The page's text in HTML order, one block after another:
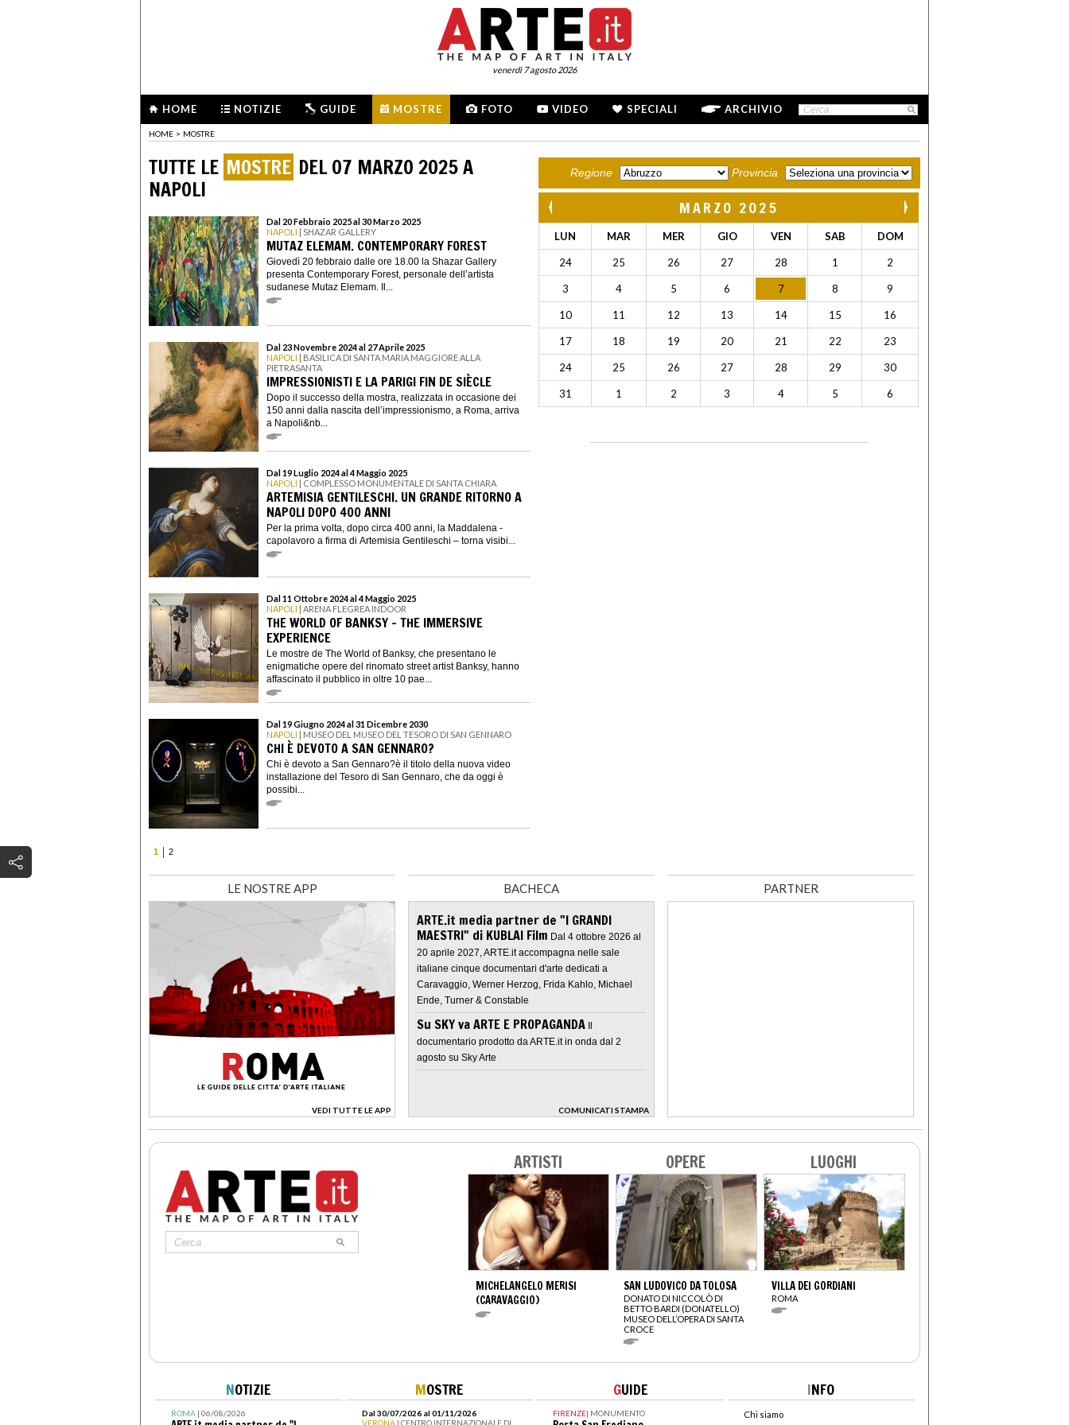
venerdì 7 agosto 2026
HOME NOTIZIE GUIDE MOSTRE FOTO VIDEO SPECIALI ARCHIVIO
HOME > MOSTRE
TUTTE LE MOSTRE DEL 07 MARZO 2025 A
NAPOLI
Dal 20 Febbraio 2025 al 30 Marzo 2025
NAPOLI | SHAZAR GALLERY
MUTAZ ELEMAM. CONTEMPORARY FOREST
Giovedì 20 febbraio dalle ore 18.00 la Shazar Gallery
presenta Contemporary Forest, personale dell’artista
sudanese Mutaz Elemam. Il...
Dal 23 Novembre 2024 al 27 Aprile 2025
NAPOLI | BASILICA DI SANTA MARIA MAGGIORE ALLA
PIETRASANTA
IMPRESSIONISTI E LA PARIGI FIN DE SIÈCLE
Dopo il successo della mostra, realizzata in occasione dei
150 anni dalla nascita dell’impressionismo, a Roma, arriva
a Napoli&nb...
Dal 19 Luglio 2024 al 4 Maggio 2025
NAPOLI | COMPLESSO MONUMENTALE DI SANTA CHIARA
ARTEMISIA GENTILESCHI. UN GRANDE RITORNO A
NAPOLI DOPO 400 ANNI
Per la prima volta, dopo circa 400 anni, la Maddalena -
capolavoro a firma di Artemisia Gentileschi – torna visibi...
Dal 11 Ottobre 2024 al 4 Maggio 2025
NAPOLI | ARENA FLEGREA INDOOR
THE WORLD OF BANKSY – THE IMMERSIVE
EXPERIENCE
Le mostre de The World of Banksy, che presentano le
enigmatiche opere del rinomato street artist Banksy, hanno
affascinato il pubblico in oltre 10 pae...
Dal 19 Giugno 2024 al 31 Dicembre 2030
NAPOLI | MUSEO DEL MUSEO DEL TESORO DI SAN GENNARO
CHI È DEVOTO A SAN GENNARO?
Chi è devoto a San Gennaro?è il titolo della nuova video
installazione del Tesoro di San Gennaro, che da oggi è
possibi...
1 2
Regione Provincia
MARZO 2025
LUN MAR MER GIO VEN SAB DOM
24 25 26 27 28 1 2
3 4 5 6 7 8 9
10 11 12 13 14 15 16
17 18 19 20 21 22 23
24 25 26 27 28 29 30
31 1 2 3 4 5 6
LE NOSTRE APP
VEDI TUTTE LE APP
>
BACHECA
ARTE.it media partner de "I GRANDI
MAESTRI" di KUBLAI Film Dal 4 ottobre 2026 al
20 aprile 2027, ARTE.it accompagna nelle sale
italiane cinque documentari d'arte dedicati a
Caravaggio, Werner Herzog, Frida Kahlo, Michael
Ende, Turner & Constable
Su SKY va ARTE E PROPAGANDA
documentario prodotto da ARTE.it in onda dal 2
agosto su Sky Arte
COMUNICATI STAMPA
>
PARTNER
ARTISTI
MICHELANGELO MERISI
(CARAVAGGIO)
OPERE
SAN LUDOVICO DA TOLOSA
DONATO DI NICCOLÒ DI
BETTO BARDI (DONATELLO)
MUSEO DELL’OPERA DI SANTA
CROCE
LUOGHI
VILLA DEI GORDIANI
ROMA
NOTIZIE
ROMA| 06/08/2026
MOSTRE
Dal 30/07/2026 al 01/11/2026
VERONA | CENTRO INTERNAZIONALE DI
GUIDE
FIRENZE| MONUMENTO
INFO
Chi siamo